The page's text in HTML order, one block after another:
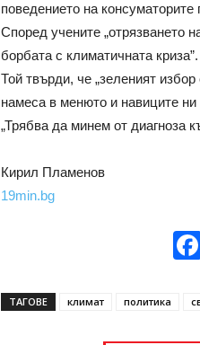
поведението на консуматорите
Според учените „отрязването
борбата с климатичната
Той твърди, че „зеленият
намеса в менюто и навиците
„Трябва да минем от диагноза
Кирил Пламенов
19min.bg
ТАГОВЕ климат политика